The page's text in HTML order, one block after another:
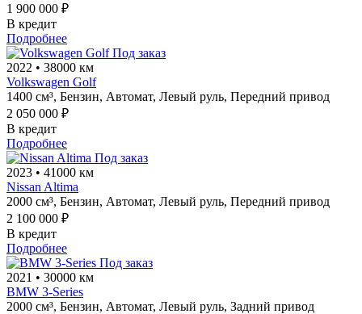
1 900 000 ₽
В кредит
Подробнее
Под заказ
2022 • 38000 км
Volkswagen Golf
1400 см³, Бензин, Автомат, Левый руль, Передний привод
2 050 000 ₽
В кредит
Подробнее
Под заказ
2023 • 41000 км
Nissan Altima
2000 см³, Бензин, Автомат, Левый руль, Передний привод
2 100 000 ₽
В кредит
Подробнее
Под заказ
2021 • 30000 км
BMW 3-Series
2000 см³, Бензин, Автомат, Левый руль, Задний привод